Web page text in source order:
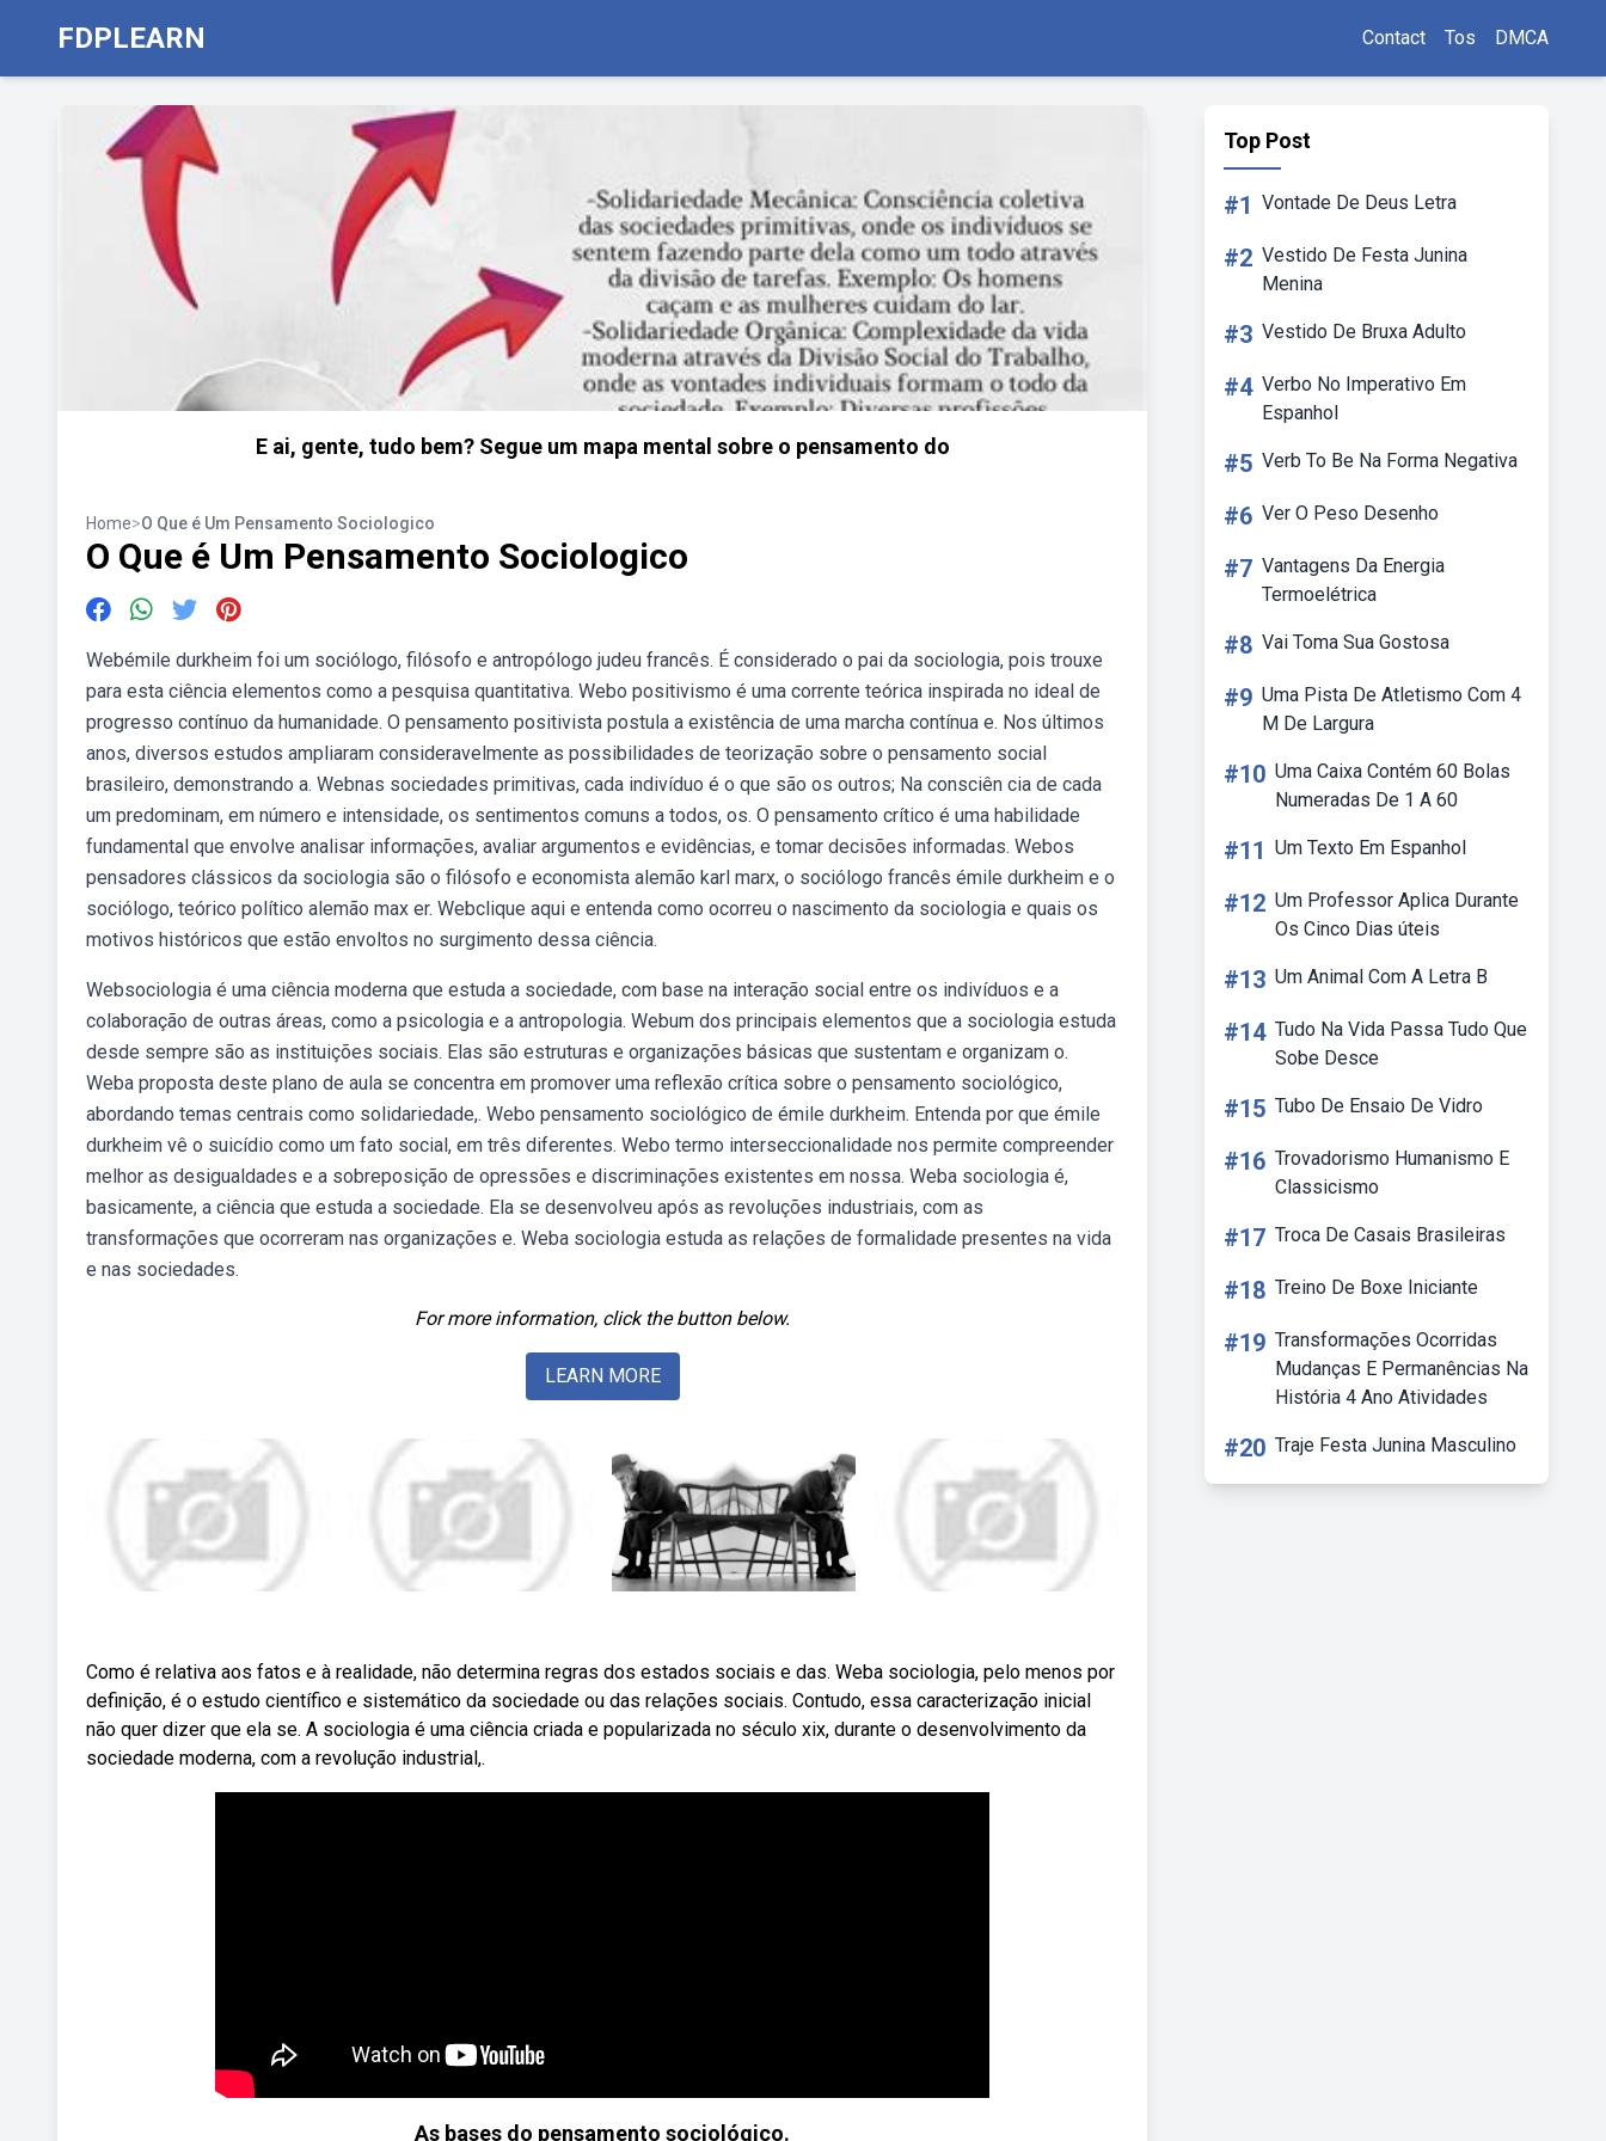
FDPLEARN Contact Tos DMCA
E ai, gente, tudo bem? Segue um mapa mental sobre o pensamento do
Home>O Que é Um Pensamento Sociologico
O Que é Um Pensamento Sociologico
Webémile durkheim foi um sociólogo, filósofo e antropólogo judeu francês. É considerado o pai da sociologia, pois trouxe
para esta ciência elementos como a pesquisa quantitativa. Webo positivismo é uma corrente teórica inspirada no ideal de
progresso contínuo da humanidade. O pensamento positivista postula a existência de uma marcha contínua e. Nos últimos
anos, diversos estudos ampliaram consideravelmente as possibilidades de teorização sobre o pensamento social
brasileiro, demonstrando a. Webnas sociedades primitivas, cada indivíduo é o que são os outros; Na consciên­ cia de cada
um predominam, em número e intensidade, os sentimentos comuns a todos, os. O pensamento crítico é uma habilidade
fundamental que envolve analisar informações, avaliar argumentos e evidências, e tomar decisões informadas. Webos
pensadores clássicos da sociologia são o filósofo e economista alemão karl marx, o sociólogo francês émile durkheim e o
sociólogo, teórico político alemão max er. Webclique aqui e entenda como ocorreu o nascimento da sociologia e quais os
motivos históricos que estão envoltos no surgimento dessa ciência.
Websociologia é uma ciência moderna que estuda a sociedade, com base na interação social entre os indivíduos e a
colaboração de outras áreas, como a psicologia e a antropologia. Webum dos principais elementos que a sociologia estuda
desde sempre são as instituições sociais. Elas são estruturas e organizações básicas que sustentam e organizam o.
Weba proposta deste plano de aula se concentra em promover uma reflexão crítica sobre o pensamento sociológico,
abordando temas centrais como solidariedade,. Webo pensamento sociológico de émile durkheim. Entenda por que émile
durkheim vê o suicídio como um fato social, em três diferentes. Webo termo interseccionalidade nos permite compreender
melhor as desigualdades e a sobreposição de opressões e discriminações existentes em nossa. Weba sociologia é,
basicamente, a ciência que estuda a sociedade. Ela se desenvolveu após as revoluções industriais, com as
transformações que ocorreram nas organizações e. Weba sociologia estuda as relações de formalidade presentes na vida
e nas sociedades.
For more information, click the button below.
LEARN MORE
Como é relativa aos fatos e à realidade, não determina regras dos estados sociais e das. Weba sociologia, pelo menos por
definição, é o estudo científico e sistemático da sociedade ou das relações sociais. Contudo, essa caracterização inicial
não quer dizer que ela se. A sociologia é uma ciência criada e popularizada no século xix, durante o desenvolvimento da
sociedade moderna, com a revolução industrial,.
As bases do pensamento sociológico.
Top Post
#1 Vontade De Deus Letra
#2 Vestido De Festa Junina
Menina
#3 Vestido De Bruxa Adulto
#4 Verbo No Imperativo Em
Espanhol
#5 Verb To Be Na Forma Negativa
#6 Ver O Peso Desenho
#7 Vantagens Da Energia
Termoelétrica
#8 Vai Toma Sua Gostosa
#9 Uma Pista De Atletismo Com 4
M De Largura
#10 Uma Caixa Contém 60 Bolas
Numeradas De 1 A 60
#11 Um Texto Em Espanhol
#12 Um Professor Aplica Durante
Os Cinco Dias úteis
#13 Um Animal Com A Letra B
#14 Tudo Na Vida Passa Tudo Que
Sobe Desce
#15 Tubo De Ensaio De Vidro
#16 Trovadorismo Humanismo E
Classicismo
#17 Troca De Casais Brasileiras
#18 Treino De Boxe Iniciante
#19 Transformações Ocorridas
Mudanças E Permanências Na
História 4 Ano Atividades
#20 Traje Festa Junina Masculino